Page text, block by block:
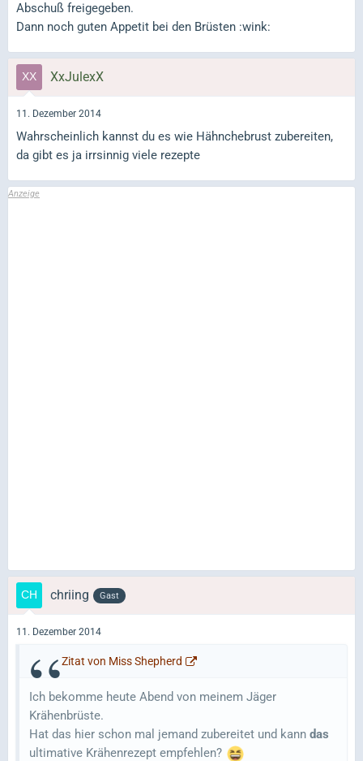
Abschuß freigegeben.
Dann noch guten Appetit bei den Brüsten :wink:
XxJulexX
11. Dezember 2014
Wahrscheinlich kannst du es wie Hähnchebrust zubereiten,
da gibt es ja irrsinnig viele rezepte
chriing Gast
11. Dezember 2014
Zitat von Miss Shepherd
Ich bekomme heute Abend von meinem Jäger
Krähenbrüste.
Hat das hier schon mal jemand zubereitet und kann das
ultimative Krähenrezept empfehlen?